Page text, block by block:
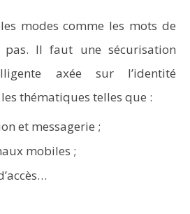
modes comme les mots de
pas. Il faut une sécurisation
axée sur l’identité
thématiques telles que :
et messagerie ;
mobiles ;